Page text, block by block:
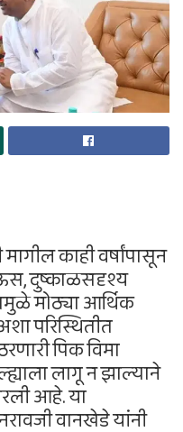
काही वर्षांपासून
दुष्काळसदृश्य
मोठ्या आर्थिक
परिस्थितीत
पिक विमा
लागू न झाल्याने
आहे. या
वानखेडे यांनी